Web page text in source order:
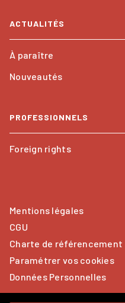
ACTUALITÉS
À paraître
Nouveautés
PROFESSIONNELS
Foreign rights
Mentions légales
CGU
Charte de référencement
Paramétrer vos cookies
Données Personnelles